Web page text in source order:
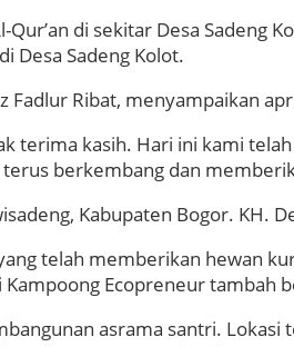
di sekitar Desa Sadeng
Desa Sadeng Kolot.
Fadlur Ribat, menyampaikan
terima kasih. Hari ini kami
berkembang dan
Kabupaten Bogor. KH.
telah memberikan hewan
Ecopreneur tambah
asrama santri.